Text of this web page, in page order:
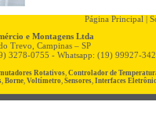
Página Principal |
e Montagens Ltda
Trevo, Campinas – SP
3278-0755 - Whatsapp: (19) 99927-
Rotativos, Controlador de
, Borne, Voltímetro, Sensores, Interfaces